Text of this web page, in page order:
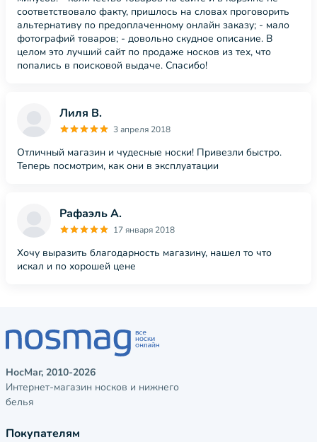
соответствовало факту, пришлось на словах проговорить
альтернативу по предоплаченному онлайн заказу; - мало
фотографий товаров; - довольно скудное описание. В
целом это лучший сайт по продаже носков из тех, что
попались в поисковой выдаче. Спасибо!
Лиля В.
3 апреля 2018
Отличный магазин и чудесные носки! Привезли быстро.
Теперь посмотрим, как они в эксплуатации
Рафаэль А.
17 января 2018
Хочу выразить благодарность магазину, нашел то что
искал и по хорошей цене
НосМаг, 2010-2026
Интернет-магазин носков и нижнего
белья
Покупателям